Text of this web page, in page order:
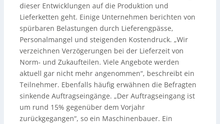
dieser Entwicklungen auf die Produktion und
Lieferketten geht. Einige Unternehmen berichten von
spürbaren Belastungen durch Lieferengpässe,
Personalmangel und steigenden Kostendruck. „Wir
verzeichnen Verzögerungen bei der Lieferzeit von
Norm- und Zukaufteilen. Viele Angebote werden
aktuell gar nicht mehr angenommen“, beschreibt ein
Teilnehmer. Ebenfalls häufig erwähnen die Befragten
sinkende Auftragseingänge. „Der Auftragseingang ist
um rund 15% gegenüber dem Vorjahr
zurückgegangen“, so ein Maschinenbauer. Ein